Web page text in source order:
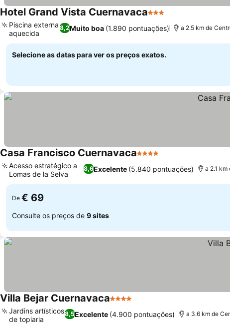
Hotel Grand Vista Cuernavaca3 Estrelas
8,2Muito boa (1.890 pontuações)
Piscina externa
aquecida
a 2.5 km de
Selecione as datas para ver os preços exatos.
Casa Francisco Cuernavaca4 Estrelas
8,6Excelente (5.840 pontuações)
Acesso estratégico a
Lomas de la Selva
a 2.1
De € 69
Consulte os preços de 9 sites
Villa Bejar Cuernavaca4 Estrelas
8,5Excelente (4.900 pontuações)
Jardins artísticos
de topiaria
a 3.6 km de